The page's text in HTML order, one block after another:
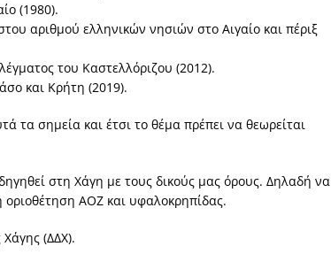
(1980).
αριθμού ελληνικών νησιών στο Αιγαίο και πέριξ
του Καστελλόριζου (2012).
και Κρήτη (2019).
τα σημεία και έτσι το θέμα πρέπει να θεωρείται
στη Χάγη με τους δικούς μας όρους. Δηλαδή να
οριοθέτηση ΑΟΖ και υφαλοκρηπίδας.
Χάγης (ΔΔΧ).